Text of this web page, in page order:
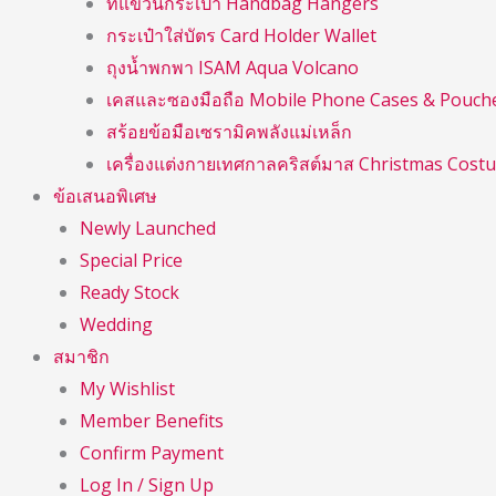
กระเป๋าใส่บัตร Card Holder Wallet
ถุงน้ำพกพา ISAM Aqua Volcano
เคสและซองมือถือ Mobile Phone Cases &
สร้อยข้อมือเซรามิคพลังแม่เหล็ก
เครื่องแต่งกายเทศกาลคริสต์มาส Christmas
ข้อเสนอพิเศษ
Newly Launched
Special Price
Ready Stock
Wedding
สมาชิก
My Wishlist
Member Benefits
Confirm Payment
Log In / Sign Up